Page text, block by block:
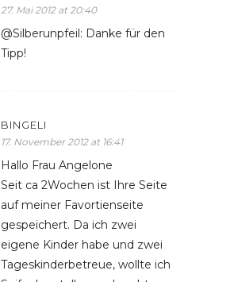
27. Mai 2012 at 20:40
@Silberunpfeil: Danke für den
Tipp!
BINGELI
17. November 2012 at 16:41
Hallo Frau Angelone
Seit ca 2Wochen ist Ihre Seite
auf meiner Favortienseite
gespeichert. Da ich zwei
eigene Kinder habe und zwei
Tageskinderbetreue, wollte ich